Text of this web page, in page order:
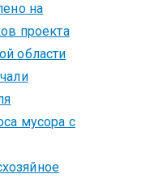
на
проекта
области
мусора с